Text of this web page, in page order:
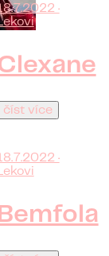
·
číst více
·
Bemfola